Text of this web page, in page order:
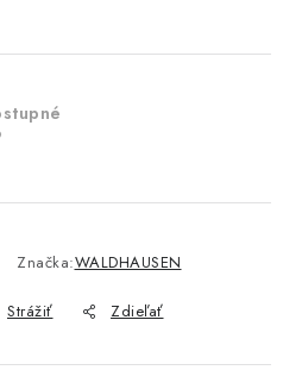
Značka:WALDHAUSEN
Strážiť Zdieľať